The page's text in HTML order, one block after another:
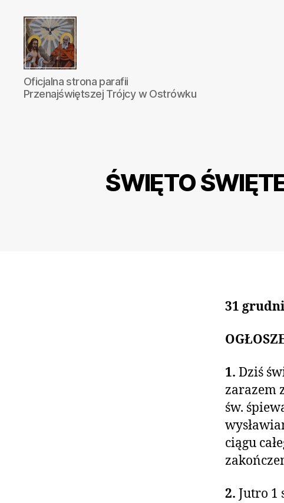
Parafia
Katolicka
Przenajświętszej
Oficjalna strona parafii
Przenajświętszej Trójcy w Ostrówku
ŚWIĘTO
31
1. Dziś
zarazem
św.
ciągu
2. Jutro 1